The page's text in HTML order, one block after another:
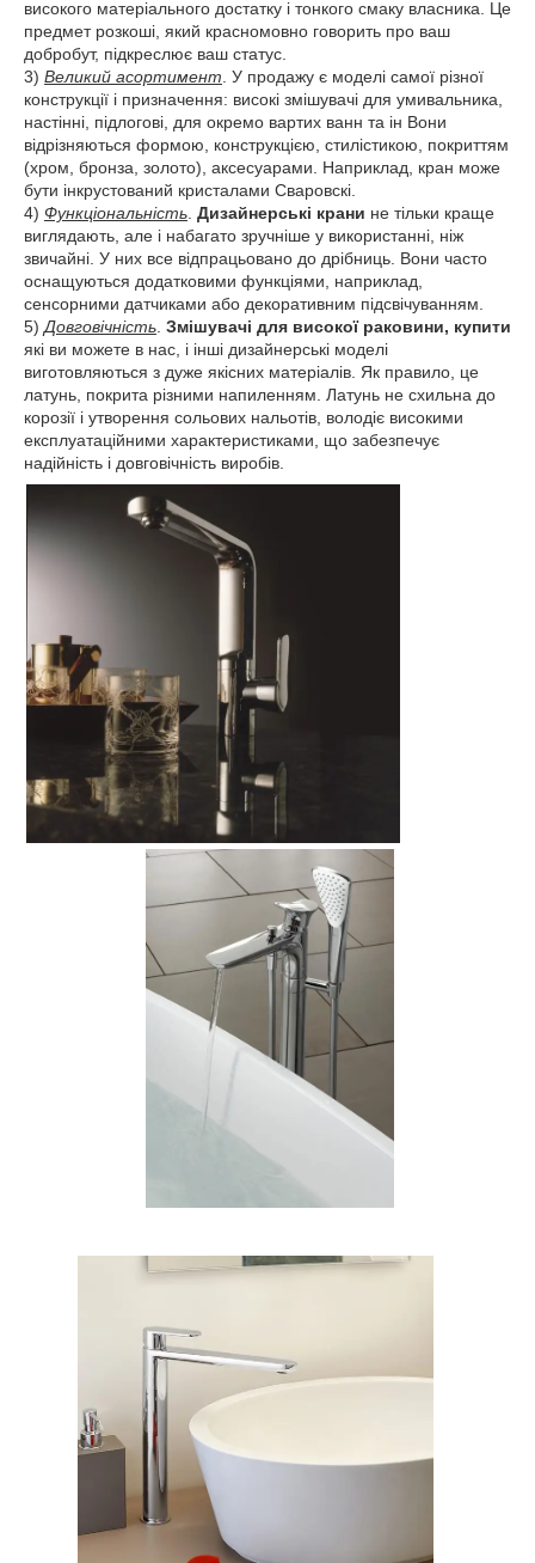
високого матеріального достатку і тонкого смаку власника. Це
предмет розкоші, який красномовно говорить про ваш
добробут, підкреслює ваш статус.
3) Великий асортимент . У продажу є моделі самої різної
конструкції і призначення: високі змішувачі для умивальника,
настінні, підлогові, для окремо вартих ванн та ін Вони
відрізняються формою, конструкцією, стилістикою, покриттям
(хром, бронза, золото), аксесуарами. Наприклад, кран може
бути інкрустований кристалами Сваровскі.
4) Функціональність Дизайнерські крани не тільки краще
виглядають, але і набагато зручніше у використанні, ніж
звичайні. У них все відпрацьовано до дрібниць. Вони часто
оснащуються додатковими функціями, наприклад,
сенсорними датчиками або декоративним підсвічуванням.
5) Довговічність Змішувачі для високої раковини, купити
які ви можете в нас, і інші дизайнерські моделі
виготовляються з дуже якісних матеріалів. Як правило, це
латунь, покрита різними напиленням. Латунь не схильна до
корозії і утворення сольових нальотів, володіє високими
експлуатаційними характеристиками, що забезпечує
надійність і довговічність виробів.